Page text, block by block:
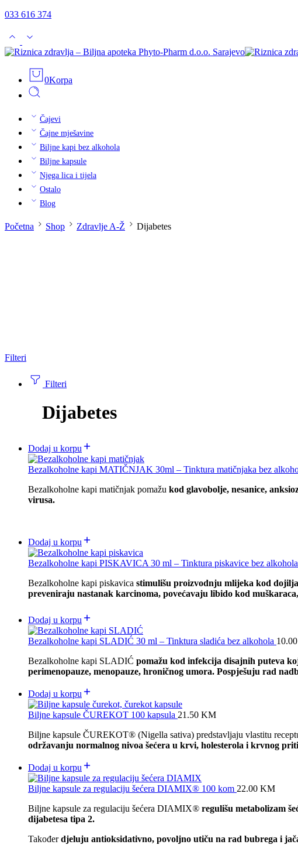
033 616 374
0Korpa
Čajevi
Čajne mješavine
Biljne kapi bez alkohola
Biljne kapsule
Njega lica i tijela
Ostalo
Blog
Početna Shop Zdravlje A-Ž Dijabetes
Filteri
Filteri
Dijabetes
Dodaj u korpu
Bezalkoholne kapi MATIČNJAK 30ml – Tinktura matičnjaka bez
Bezalkoholne kapi matičnjak pomažu kod glavobolje, nesanice,
virusa.
Dodaj u korpu
Bezalkoholne kapi PISKAVICA 30 ml – Tinktura piskavice bez alkohola
Bezalkoholne kapi piskavica stimulišu proizvodnju mlijeka kod
preveniraju nastanak karcinoma, povećavaju libido kod
Dodaj u korpu
Bezalkoholne kapi SLADIĆ 30 ml – Tinktura sladića bez alkohola 10.00
Bezalkoholne kapi SLADIĆ pomažu kod infekcija disajnih puteva
perimenopauze, menopauze, hroničnog umora. Pospješuju rad
Dodaj u korpu
Biljne kapsule ČUREKOT 100 kapsula 21.50 KM
Biljne kapsule ČUREKOT® (Nigella sativa) predstavljaju vlastitu
održavanju normalnog nivoa šećera u krvi, holesterola i krvnog
Dodaj u korpu
Biljne kapsule za regulaciju šećera DIAMIX® 100 kom 22.00 KM
Biljne kapsule za regulaciju šećera DIAMIX® regulišu metabolizam
dijabetesa tipa 2.
Takođerdjeluju antioksidativno, povoljno utiču na rad bubrega i